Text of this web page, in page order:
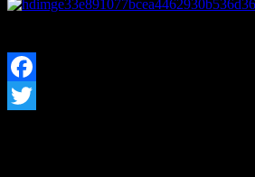
Facebook